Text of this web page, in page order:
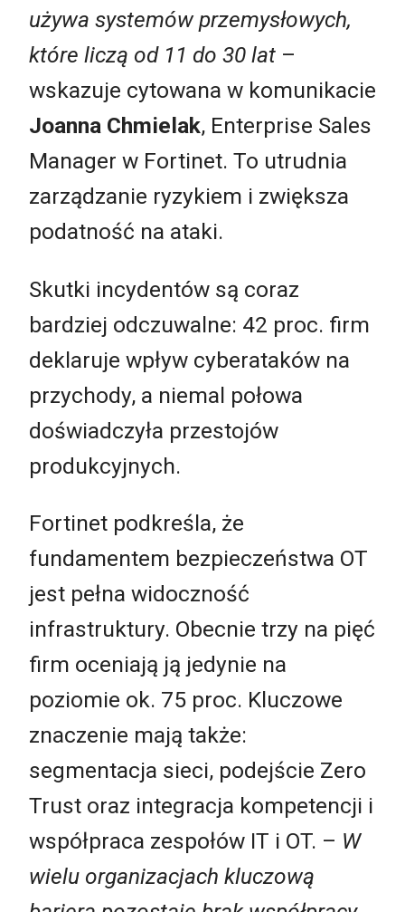
używa systemów przemysłowych,
które liczą od 11 do 30 lat –
wskazuje cytowana w komunikacie
Joanna Chmielak, Enterprise Sales
Manager w Fortinet. To utrudnia
zarządzanie ryzykiem i zwiększa
podatność na ataki.
Skutki incydentów są coraz
bardziej odczuwalne: 42 proc. firm
deklaruje wpływ cyberataków na
przychody, a niemal połowa
doświadczyła przestojów
produkcyjnych.
Fortinet podkreśla, że
fundamentem bezpieczeństwa OT
jest pełna widoczność
infrastruktury. Obecnie trzy na pięć
firm oceniają ją jedynie na
poziomie ok. 75 proc. Kluczowe
znaczenie mają także:
segmentacja sieci, podejście Zero
Trust oraz integracja kompetencji i
współpraca zespołów IT i OT. – W
wielu organizacjach kluczową